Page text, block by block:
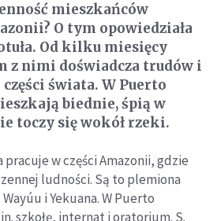
mieszkańców
O tym opowiedziała
Od kilku miesięcy
z nimi doświadcza trudów i
świata. W Puerto
biednie, śpią w
toczy się wokół rzeki.
pracuje w części Amazonii, gdzie
ludności. Są to plemiona
i Yekuana. W Puerto
szkołę, internat i oratorium. S.